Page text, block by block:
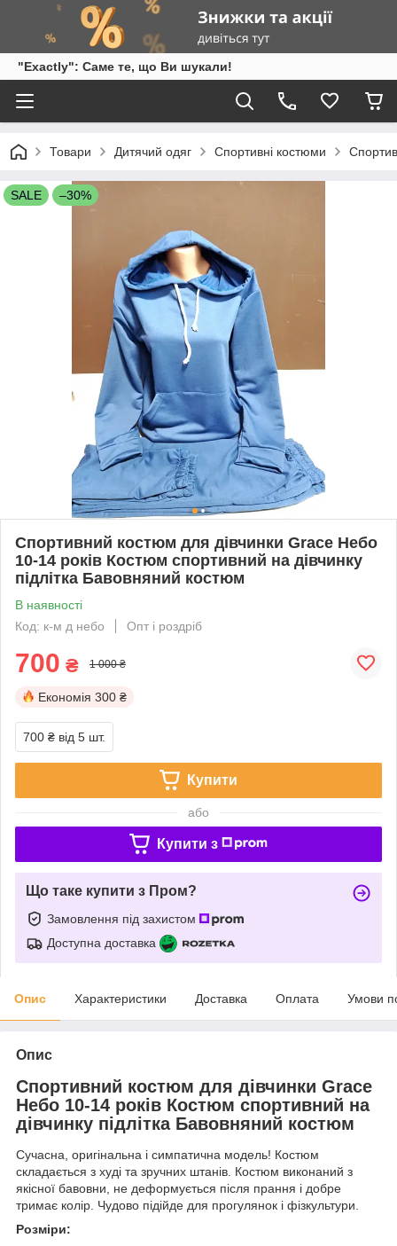
"Exactly": Саме те, що Ви шукали!
Товари Дитячий одяг Спортивні костюми
SALE –30%
Спортивний костюм для дівчинки Grace Небо
10-14 років Костюм спортивний на дівчинку
підлітка Бавовняний костюм
В наявності
Код: к-м д небо
Опт і роздріб
700 ₴ 1 000 ₴
Економія 300 ₴
700 ₴ від 5 шт.
Купити
або
Купити з
Що таке купити з Пром?
Замовлення під захистом
Доступна доставка
Опис Характеристики Доставка Оплата Умови
Опис
Спортивний костюм для дівчинки Grace
Небо 10-14 років Костюм спортивний на
дівчинку підлітка Бавовняний костюм
Сучасна, оригінальна і симпатична модель! Костюм
складається з худі та зручних штанів. Костюм виконаний з
якісної бавовни, не деформується після прання і добре
тримає колір. Чудово підійде для прогулянок і фізкультури.
Розміри: